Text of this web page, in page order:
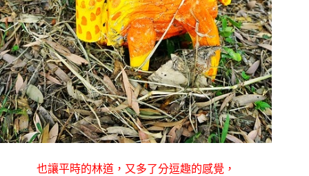
也讓平時的林道，又多了分逗趣的感覺，